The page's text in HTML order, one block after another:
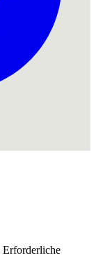
Erforderliche